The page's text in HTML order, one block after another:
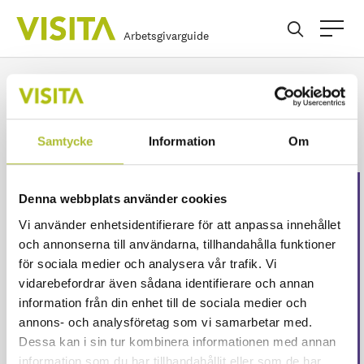
Samtycke Information Om
Denna webbplats använder cookies
Vi använder enhetsidentifierare för att anpassa innehållet
och annonserna till användarna, tillhandahålla funktioner
för sociala medier och analysera vår trafik. Vi
vidarebefordrar även sådana identifierare och annan
information från din enhet till de sociala medier och
annons- och analysföretag som vi samarbetar med.
Dessa kan i sin tur kombinera informationen med annan
information som du har tillhandahållit eller som de har
Arbetsgivarguide
Avstämningsmöte
Detta innehåll är endast
för våra medlemmar
Logga in för att fortsätta läsa. Inte medlem än?
Ansök här
Eller är ditt företag redan medlem?Skapa ett
konto här